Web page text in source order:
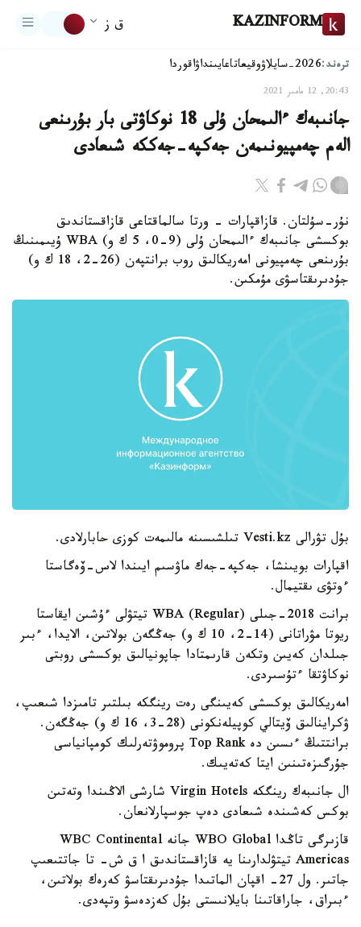
KAZINFORM ق ز
ترەند:2026-سايلاۋ وقيعاتاعايىنداۋاقوردا
20:43, 12 مامىر 2021
جانىبەك ءالىمحان ۇلى 18 نوكاۋتى بار بۇرىنعى
الەم چەمپيونىمەن جەكپە-جەككە شىعادى
نۇر-سۇلتان. قازاقپارات - ورتا سالماقتاعى قازاقستاندىق
بوكسشى جانىبەك ءالىمحان ۇلى (9-0، 5 ك و) WBA ۇيىمىنىڭ
بۇرىنعى چەمپيونى امەريكالىق روب برانتپەن (26-2، 18 ك و)
جۇدىرىقتاسۋى مۇمكىن.
بۇل تۋرالى Vesti.kz تىلشىسىنە مالىمەت كوزى حابارلادى.
اقپارات بويىنشا، جەكپە-جەك ماۋسىم ايىندا لاس-ۆەگاستا
ءوتۋى ىقتيمال.
برانت 2018-جىلى WBA (Regular) تيتۋلى ءۇشىن ايقاستا
ريوتا مۋراتانى (14-2، 10 ك و) جەڭگەن بولاتىن، الايدا، ءبىر
جىلدان كەيىن وتكەن قارىمتادا جاپونيالىق بوكسشى روبتى
نوكاۋتقا ءتۇسىردى.
امەريكالىق بوكسشى كەيىنگى رەت رينگكە بىلتىر تامىزدا شىعىپ،
ۋكراينالىق ۆيتالي كوپيلەنكونى (28-3، 16 ك و) جەڭگەن.
برانتتىڭ ءىسىن دە Top Rank پروموۋتەرلىك كومپانياسى
جۇرگىزەتىنىن ايتا كەتەيىك.
ال جانىبەك رينگكە Virgin Hotels شارشى الاڭىندا وتەتىن
بوكس كەشىندە شىعادى دەپ جوسپارلانعان.
قازىرگى تاڭدا WBO Global جانە WBC Continental
Americas تيتۋلدارىنا يە قازاقستاندىق ا ق ش- تا جاتتىعىپ
جاتىر. ول 27- اقپان الماتىدا جۇدىرىقتاسۋ كەرەك بولاتىن،
ءبىراق، جاراقاتىنا بايلانىستى بۇل كەزدەسۋ وتپەدى.